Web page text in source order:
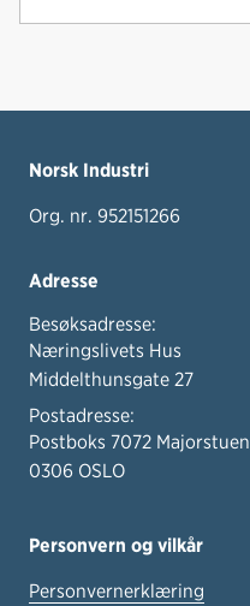
Norsk Industri
Org. nr. 952151266
Adresse
Besøksadresse:
Næringslivets Hus
Middelthunsgate 27
Postadresse:
Postboks 7072 Majorstuen
0306 OSLO
Personvern og vilkår
Personvernerklæring